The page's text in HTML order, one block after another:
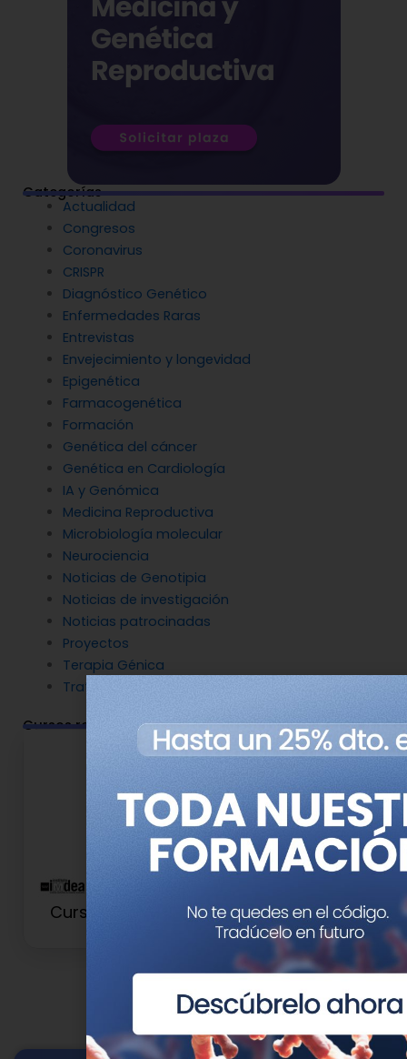
Categorías
Actualidad
Congresos
Coronavirus
CRISPR
Diagnóstico Genético
Enfermedades Raras
Entrevistas
Envejecimiento y longevidad
Epigenética
Farmacogenética
Formación
Genética del cáncer
Genética en Cardiología
IA y Genómica
Medicina Reproductiva
Microbiología molecular
Neurociencia
Noticias de Genotipia
Noticias de investigación
Noticias patrocinadas
Proyectos
Terapia Génica
Tratamientos
Cursos relacionados
Curso de Nutrición de Precisión